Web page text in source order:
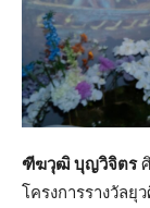
ฑีฆวุฒิ บุญวิจิตรศิ
โครงการรางวัล